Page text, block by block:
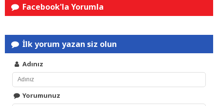
Facebook'la Yorumla
İlk yorum yazan siz olun
Adınız
Yorumunuz